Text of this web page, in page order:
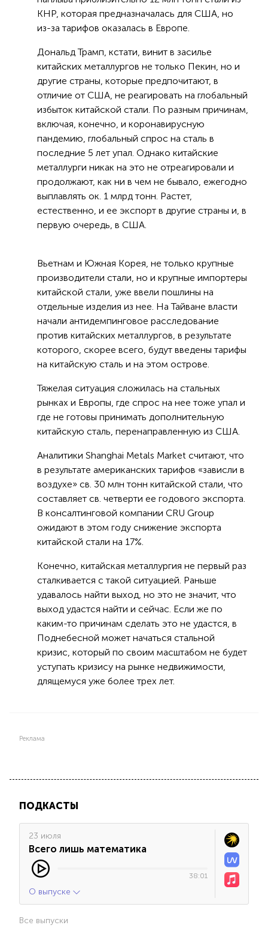
КНР, которая предназначалась для США, но
из-за тарифов оказалась в Европе.
Дональд Трамп, кстати, винит в засилье
китайских металлургов не только Пекин, но и
другие страны, которые предпочитают, в
отличие от США, не реагировать на глобальный
избыток китайской стали. По разным причинам,
включая, конечно, и коронавирусную
пандемию, глобальный спрос на сталь в
последние 5 лет упал. Однако китайские
металлурги никак на это не отреагировали и
продолжают, как ни в чем не бывало, ежегодно
выплавлять ок. 1 млрд тонн. Растет,
естественно, и ее экспорт в другие страны и, в
первую очередь, в США.
Вьетнам и Южная Корея, не только крупные
производители стали, но и крупные импортеры
китайской стали, уже ввели пошлины на
отдельные изделия из нее. На Тайване власти
начали антидемпинговое расследование
против китайских металлургов, в результате
которого, скорее всего, будут введены тарифы
на китайскую сталь и на этом острове.
Тяжелая ситуация сложилась на стальных
рынках и Европы, где спрос на нее тоже упал и
где не готовы принимать дополнительную
китайскую сталь, перенаправленную из США.
Аналитики Shanghai Metals Market считают, что
в результате американских тарифов «зависли в
воздухе» св. 30 млн тонн китайской стали, что
составляет св. четверти ее годового экспорта.
В консалтинговой компании CRU Group
ожидают в этом году снижение экспорта
китайской стали на 17%.
Конечно, китайская металлургия не первый раз
сталкивается с такой ситуацией. Раньше
удавалось найти выход, но это не значит, что
выход удастся найти и сейчас. Если же по
каким-то причинам сделать это не удастся, в
Поднебесной может начаться стальной
кризис, который по своим масштабом не будет
уступать кризису на рынке недвижимости,
длящемуся уже более трех лет.
Реклама
ПОДКАСТЫ
23 июля
Всего лишь математика
38:01
О выпуске
Все выпуски